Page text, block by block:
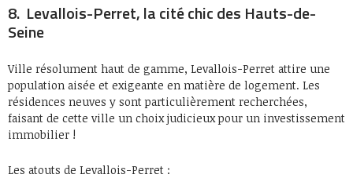
8. Levallois-Perret, la cité chic des Hauts-de-
Seine
Ville résolument haut de gamme, Levallois-Perret attire une
population aisée et exigeante en matière de logement. Les
résidences neuves y sont particulièrement recherchées,
faisant de cette ville un choix judicieux pour un investissement
immobilier !
Les atouts de Levallois-Perret :